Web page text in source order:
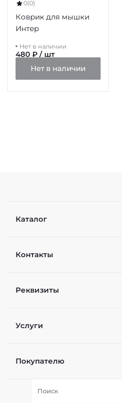
0(0)
Коврик для мышки
Интер
Нет в наличии
480 ₽ / шт
Нет в наличии
Каталог
Контакты
Реквизиты
Услуги
Персонификация
Покупателю
О нас